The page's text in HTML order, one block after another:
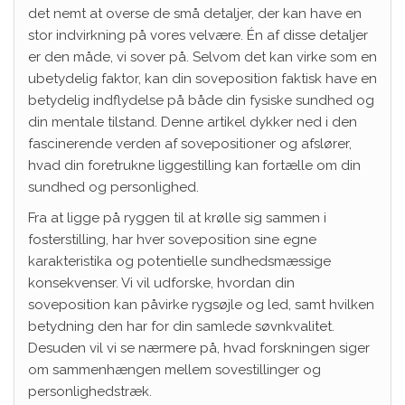
det nemt at overse de små detaljer, der kan have en
stor indvirkning på vores velvære. Én af disse detaljer
er den måde, vi sover på. Selvom det kan virke som en
ubetydelig faktor, kan din soveposition faktisk have en
betydelig indflydelse på både din fysiske sundhed og
din mentale tilstand. Denne artikel dykker ned i den
fascinerende verden af sovepositioner og afslører,
hvad din foretrukne liggestilling kan fortælle om din
sundhed og personlighed.
Fra at ligge på ryggen til at krølle sig sammen i
fosterstilling, har hver soveposition sine egne
karakteristika og potentielle sundhedsmæssige
konsekvenser. Vi vil udforske, hvordan din
soveposition kan påvirke rygsøjle og led, samt hvilken
betydning den har for din samlede søvnkvalitet.
Desuden vil vi se nærmere på, hvad forskningen siger
om sammenhængen mellem sovestillinger og
personlighedstræk.